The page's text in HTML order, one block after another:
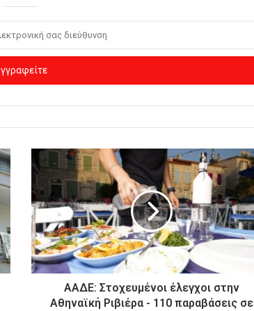
ΑΑΔΕ: Στοχευμένοι έλεγχοι στην
Αθηναϊκή Ριβιέρα - 110 παραβάσεις σε